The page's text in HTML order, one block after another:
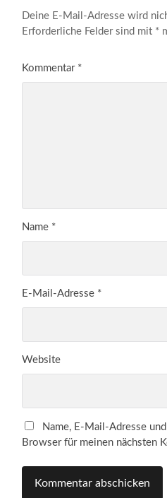
Deine E-Mail-Adresse wird
Erforderliche Felder sind mit *
Kommentar *
Name *
E-Mail-Adresse *
Website
Name, E-Mail-Adresse
Browser für meinen nächsten